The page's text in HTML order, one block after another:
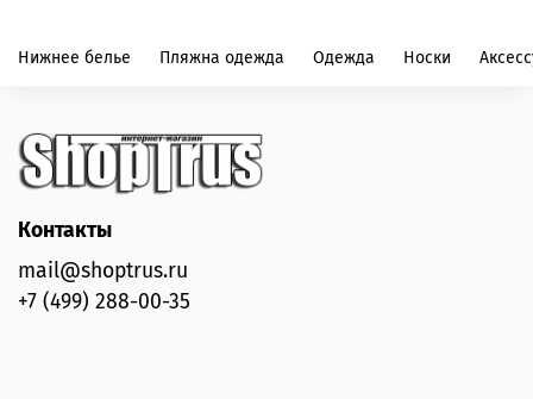
Нижнее белье Пляжна одежда Одежда Носки
Контакты
mail@shoptrus.ru
+7 (499) 288-00-35